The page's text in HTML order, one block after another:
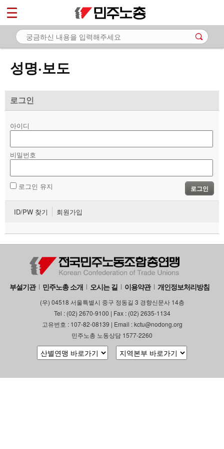
성명·보도
로그인
아이디
비밀번호
로그인 유지 로그인
ID/PW 찾기 회원가입
부설기관 민주노총 소개 오시는 길 이용약관 개인정보처리방침
(우) 04518 서울특별시 중구 정동길 3 경향신문사 14층
Tel : (02) 2670-9100 | Fax : (02) 2635-1134
고유번호 : 107-82-08139 | Email : kctu@nodong.org
민주노총 노동상담 1577-2260
마이페이지
소개
- 공지사항
- 성명·보도
자료
부설기관
업무